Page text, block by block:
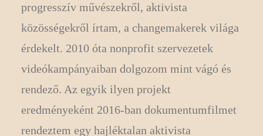
progresszív művészekről, aktivista
közösségekről írtam, a changemakerek világa
érdekelt. 2010 óta nonprofit szervezetek
videókampányaiban dolgozom mint vágó és
rendező. Az egyik ilyen projekt
eredményeként 2016-ban dokumentumfilmet
rendeztem egy hajléktalan aktivista